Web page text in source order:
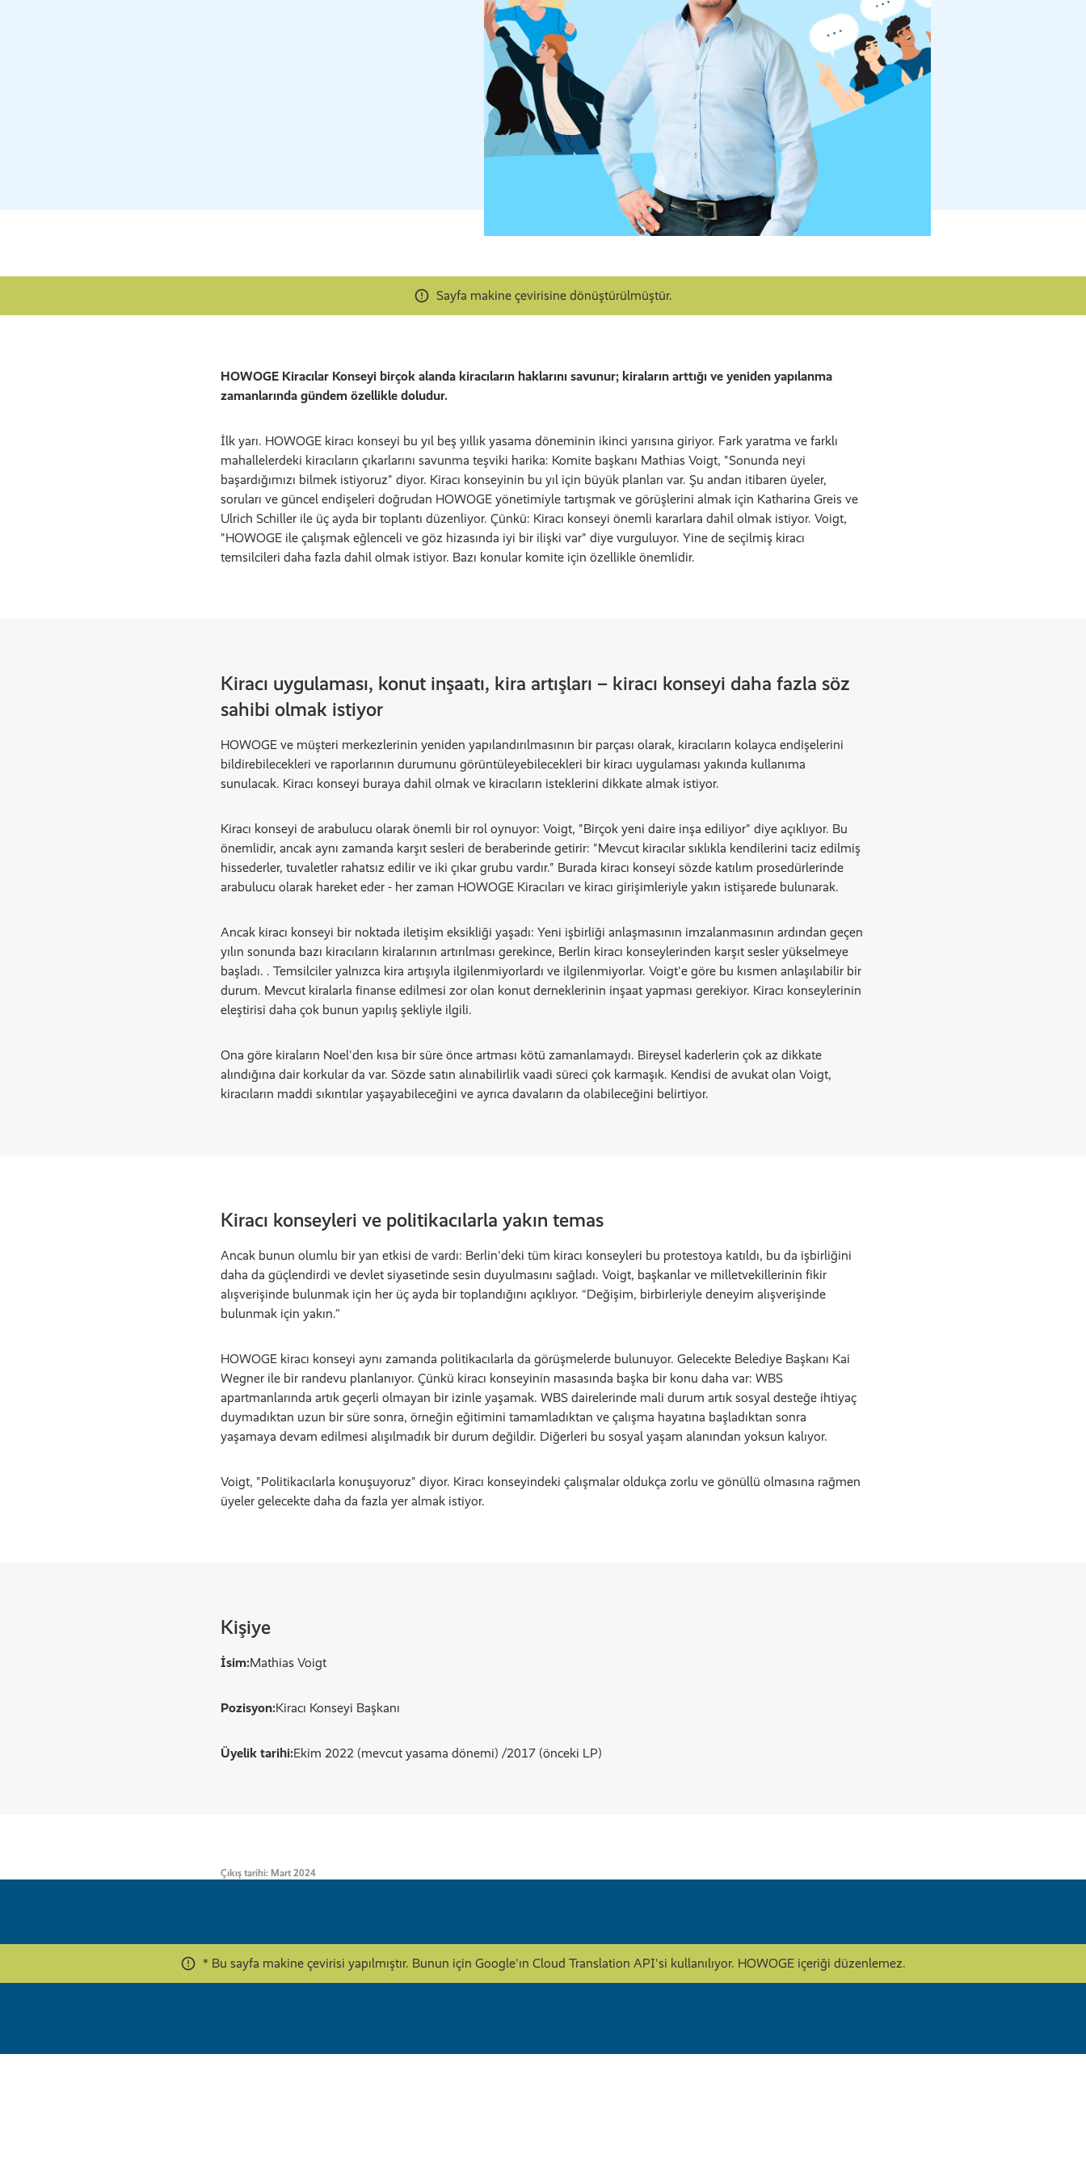
Sayfa makine çevirisine dönüştürülmüştür.
HOWOGE Kiracılar Konseyi birçok alanda kiracıların haklarını savunur; kiraların arttığı ve yeniden yapılanma
zamanlarında gündem özellikle doludur.
İlk yarı. HOWOGE kiracı konseyi bu yıl beş yıllık yasama döneminin ikinci yarısına giriyor. Fark yaratma ve farklı
mahallelerdeki kiracıların çıkarlarını savunma teşviki harika: Komite başkanı Mathias Voigt, "Sonunda neyi
başardığımızı bilmek istiyoruz" diyor. Kiracı konseyinin bu yıl için büyük planları var. Şu andan itibaren üyeler,
soruları ve güncel endişeleri doğrudan HOWOGE yönetimiyle tartışmak ve görüşlerini almak için Katharina Greis ve
Ulrich Schiller ile üç ayda bir toplantı düzenliyor. Çünkü: Kiracı konseyi önemli kararlara dahil olmak istiyor. Voigt,
"HOWOGE ile çalışmak eğlenceli ve göz hizasında iyi bir ilişki var" diye vurguluyor. Yine de seçilmiş kiracı
temsilcileri daha fazla dahil olmak istiyor. Bazı konular komite için özellikle önemlidir.
Kiracı uygulaması, konut inşaatı, kira artışları – kiracı konseyi daha fazla söz
sahibi olmak istiyor
HOWOGE ve müşteri merkezlerinin yeniden yapılandırılmasının bir parçası olarak, kiracıların kolayca endişelerini
bildirebilecekleri ve raporlarının durumunu görüntüleyebilecekleri bir kiracı uygulaması yakında kullanıma
sunulacak. Kiracı konseyi buraya dahil olmak ve kiracıların isteklerini dikkate almak istiyor.
Kiracı konseyi de arabulucu olarak önemli bir rol oynuyor: Voigt, "Birçok yeni daire inşa ediliyor" diye açıklıyor. Bu
önemlidir, ancak aynı zamanda karşıt sesleri de beraberinde getirir: "Mevcut kiracılar sıklıkla kendilerini taciz edilmiş
hissederler, tuvaletler rahatsız edilir ve iki çıkar grubu vardır." Burada kiracı konseyi sözde katılım prosedürlerinde
arabulucu olarak hareket eder - her zaman HOWOGE Kiracıları ve kiracı girişimleriyle yakın istişarede bulunarak.
Ancak kiracı konseyi bir noktada iletişim eksikliği yaşadı: Yeni işbirliği anlaşmasının imzalanmasının ardından geçen
yılın sonunda bazı kiracıların kiralarının artırılması gerekince, Berlin kiracı konseylerinden karşıt sesler yükselmeye
başladı. . Temsilciler yalnızca kira artışıyla ilgilenmiyorlardı ve ilgilenmiyorlar. Voigt'e göre bu kısmen anlaşılabilir bir
durum. Mevcut kiralarla finanse edilmesi zor olan konut derneklerinin inşaat yapması gerekiyor. Kiracı konseylerinin
eleştirisi daha çok bunun yapılış şekliyle ilgili.
Ona göre kiraların Noel'den kısa bir süre önce artması kötü zamanlamaydı. Bireysel kaderlerin çok az dikkate
alındığına dair korkular da var. Sözde satın alınabilirlik vaadi süreci çok karmaşık. Kendisi de avukat olan Voigt,
kiracıların maddi sıkıntılar yaşayabileceğini ve ayrıca davaların da olabileceğini belirtiyor.
Kiracı konseyleri ve politikacılarla yakın temas
Ancak bunun olumlu bir yan etkisi de vardı: Berlin'deki tüm kiracı konseyleri bu protestoya katıldı, bu da işbirliğini
daha da güçlendirdi ve devlet siyasetinde sesin duyulmasını sağladı. Voigt, başkanlar ve milletvekillerinin fikir
alışverişinde bulunmak için her üç ayda bir toplandığını açıklıyor. “Değişim, birbirleriyle deneyim alışverişinde
bulunmak için yakın.”
HOWOGE kiracı konseyi aynı zamanda politikacılarla da görüşmelerde bulunuyor. Gelecekte Belediye Başkanı Kai
Wegner ile bir randevu planlanıyor. Çünkü kiracı konseyinin masasında başka bir konu daha var: WBS
apartmanlarında artık geçerli olmayan bir izinle yaşamak. WBS dairelerinde mali durum artık sosyal desteğe ihtiyaç
duymadıktan uzun bir süre sonra, örneğin eğitimini tamamladıktan ve çalışma hayatına başladıktan sonra
yaşamaya devam edilmesi alışılmadık bir durum değildir. Diğerleri bu sosyal yaşam alanından yoksun kalıyor.
Voigt, "Politikacılarla konuşuyoruz" diyor. Kiracı konseyindeki çalışmalar oldukça zorlu ve gönüllü olmasına rağmen
üyeler gelecekte daha da fazla yer almak istiyor.
Kişiye
İsim:Mathias Voigt
Pozisyon:Kiracı Konseyi Başkanı
Üyelik tarihi:Ekim 2022 (mevcut yasama dönemi) /2017 (önceki LP)
Çıkış tarihi: Mart 2024
* Bu sayfa makine çevirisi yapılmıştır. Bunun için Google'ın Cloud Translation API'si kullanılıyor. HOWOGE içeriği düzenlemez.